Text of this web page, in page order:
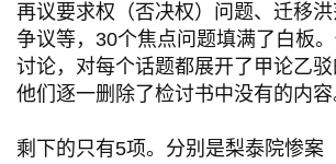
再议要求权（否决权）问题、迁移
争议等，30个焦点问题填满了白板
讨论，对每个话题都展开了甲论乙驳
他们逐一删除了检讨书中没有的内容
剩下的只有5项。分别是梨泰院惨案